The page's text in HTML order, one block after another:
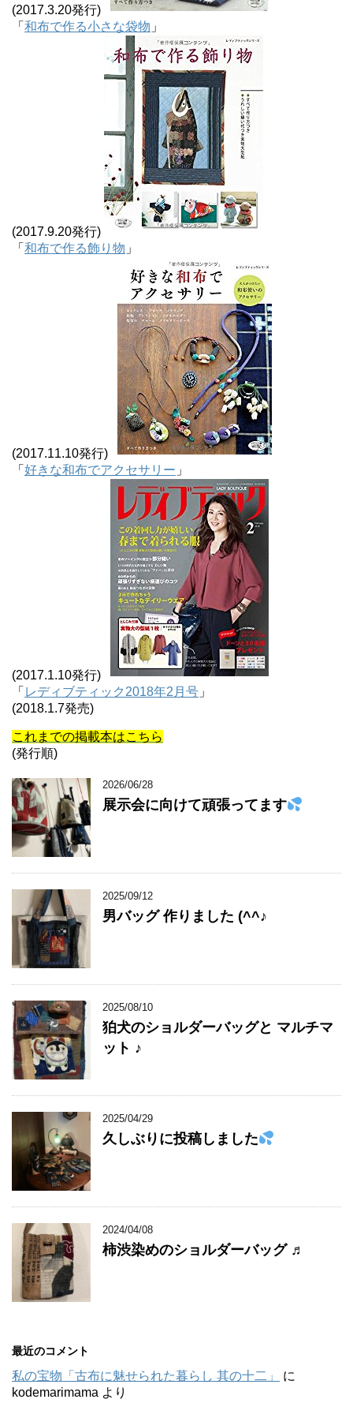
(2017.3.20発行)
「 和布で作る小さな袋物 」
(2017.9.20発行)
「 和布で作る飾り物 」
(2017.11.10発行)
「 好きな和布でアクセサリー 」
(2017.1.10発行)
「 レディブティック2018年2月号 」
(2018.1.7発売)
これまでの掲載本はこちら
(発行順)
2026/06/28
展示会に向けて頑張ってます
2025/09/12
男バッグ 作りました (^^♪
2025/08/10
狛犬のショルダーバッグと マルチマ
ット ♪
2025/04/29
久しぶりに投稿しました
2024/04/08
柿渋染めのショルダーバッグ ♬
最近のコメント
私の宝物「古布に魅せられた暮らし 其の十二」
に
kodemarimama より